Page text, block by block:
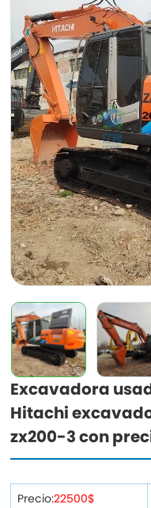
Excavadora
Hitachi
zx200-3 con
Precio:22500$